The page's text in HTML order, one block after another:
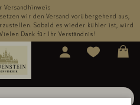
wir den Versand vorübergehend aus,
Sobald es wieder kühler ist, wird
Dank für Ihr Verständnis!